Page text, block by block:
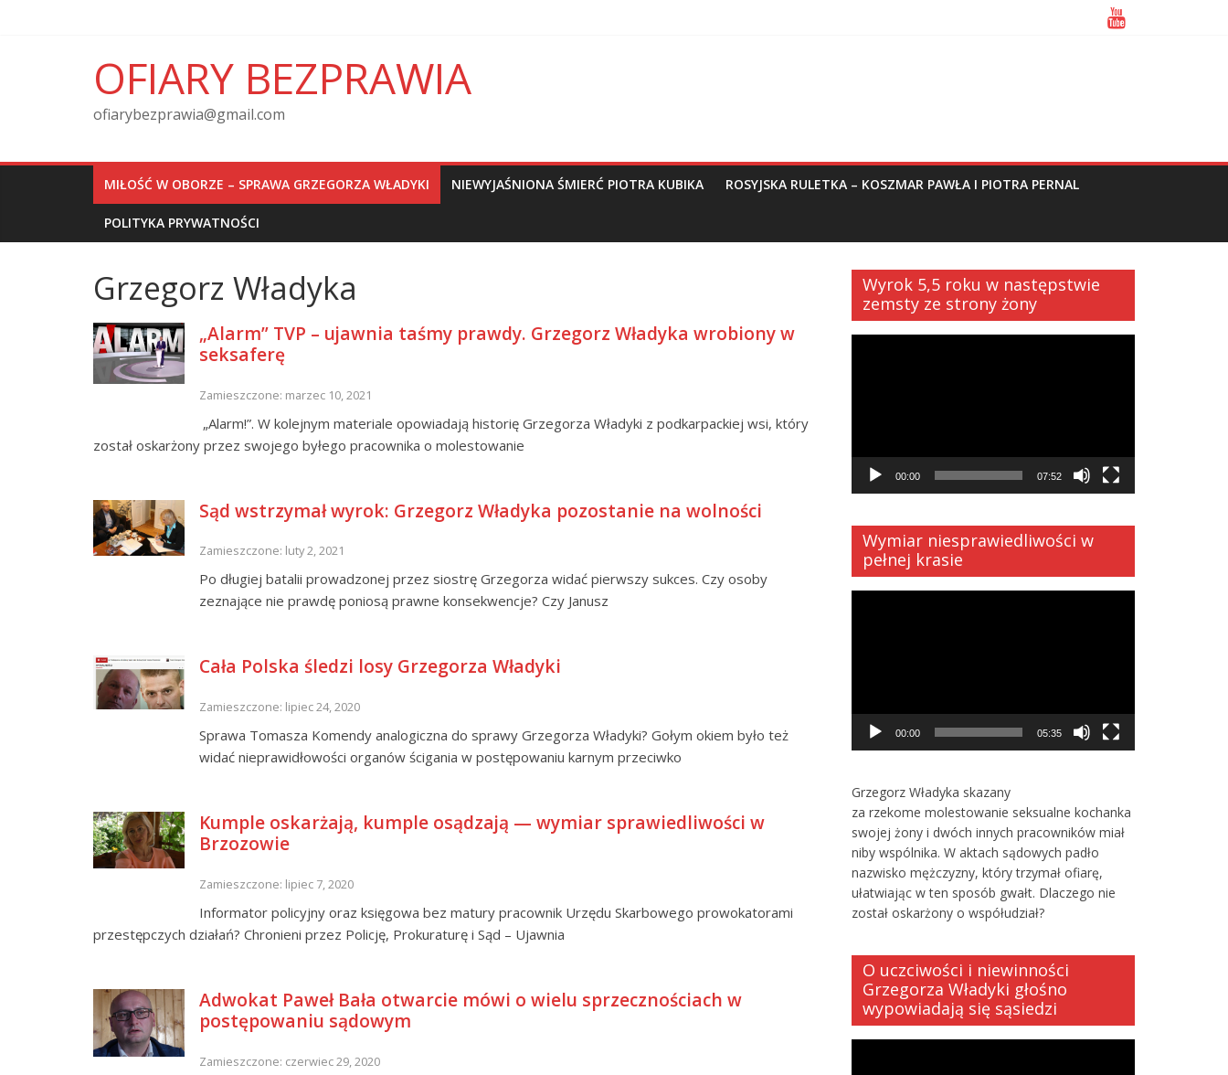
OFIARY BEZPRAWIA
ofiarybezprawia@gmail.com
MIŁOŚĆ W OBORZE – SPRAWA GRZEGORZA WŁADYKI NIEWYJAŚNIONA ŚMIERĆ PIOTRA KUBIKA ROSYJSKA RULETKA – KOSZMAR PAWŁA I PIOTRA PERNAL
POLITYKA PRYWATNOŚCI
Grzegorz Władyka
„Alarm” TVP – ujawnia taśmy prawdy. Grzegorz Władyka wrobiony w
seksaferę
Zamieszczone: marzec 10, 2021
„Alarm!”. W kolejnym materiale opowiadają historię Grzegorza Władyki z podkarpackiej wsi, który
został oskarżony przez swojego byłego pracownika o molestowanie
Sąd wstrzymał wyrok: Grzegorz Władyka pozostanie na wolności
Zamieszczone: luty 2, 2021
Po długiej batalii prowadzonej przez siostrę Grzegorza widać pierwszy sukces. Czy osoby
zeznające nie prawdę poniosą prawne konsekwencje? Czy Janusz
Cała Polska śledzi losy Grzegorza Władyki
Zamieszczone: lipiec 24, 2020
Sprawa Tomasza Komendy analogiczna do sprawy Grzegorza Władyki? Gołym okiem było też
widać nieprawidłowości organów ścigania w postępowaniu karnym przeciwko
Kumple oskarżają, kumple osądzają — wymiar sprawiedliwości w
Brzozowie
Zamieszczone: lipiec 7, 2020
Informator policyjny oraz księgowa bez matury pracownik Urzędu Skarbowego prowokatorami
przestępczych działań? Chronieni przez Policję, Prokuraturę i Sąd – Ujawnia
Adwokat Paweł Bała otwarcie mówi o wielu sprzecznościach w
postępowaniu sądowym
Zamieszczone: czerwiec 29, 2020
Wyrok 5,5 roku w następstwie
zemsty ze strony żony
00:00 07:52
Wymiar niesprawiedliwości w
pełnej krasie
00:00 05:35
Grzegorz Władyka skazany
za rzekome molestowanie seksualne kochanka
swojej żony i dwóch innych pracowników miał
niby wspólnika. W aktach sądowych padło
nazwisko mężczyzny, który trzymał ofiarę,
ułatwiając w ten sposób gwałt. Dlaczego nie
został oskarżony o współudział?
O uczciwości i niewinności
Grzegorza Władyki głośno
wypowiadają się sąsiedzi